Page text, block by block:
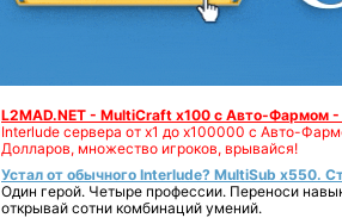
L2MAD.NET - MultiCraft x100 с Авто-Фармом
Interlude сервера от х1 до х100000 с Авто-
Долларов, множество игроков, врывайся!
Устал от обычного Interlude? MultiSub x550.
Один герой. Четыре профессии. Переноси
открывай сотни комбинаций умений.